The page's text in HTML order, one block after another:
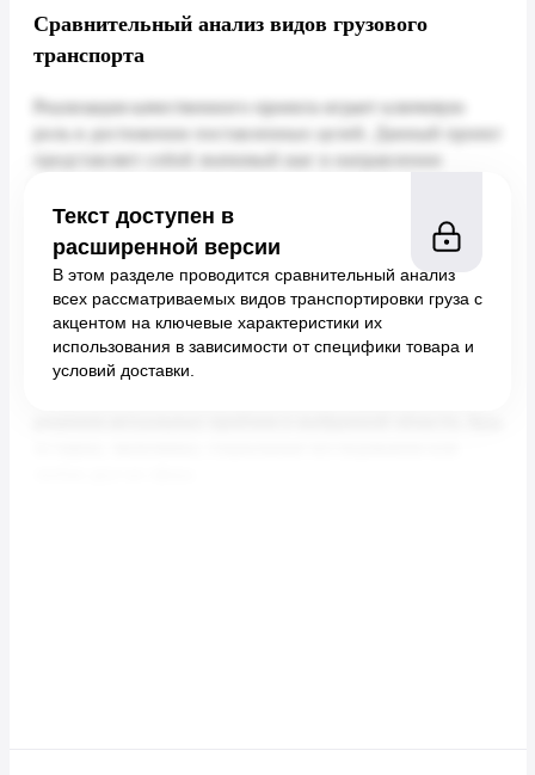
Сравнительный анализ видов грузового
транспорта
Текст доступен в
расширенной версии
В этом разделе проводится сравнительный анализ
всех рассматриваемых видов транспортировки груза с
акцентом на ключевые характеристики их
использования в зависимости от специфики товара и
условий доставки.